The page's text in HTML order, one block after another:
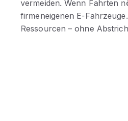
vermeiden. Wenn Fahrten
firmeneigenen E-
Ressourcen – ohne